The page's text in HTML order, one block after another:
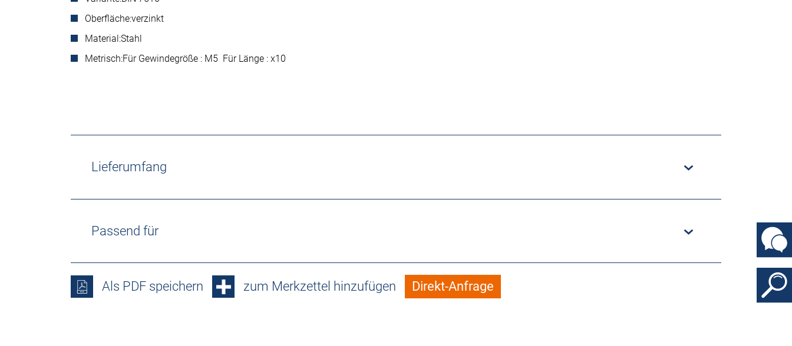
Oberfläche:verzinkt
Material:Stahl
Metrisch:Für Gewindegröße : M5 Für Länge : x10
Lieferumfang
Passend für
Als PDF speichern zum Merkzettel hinzufügen Direkt-Anfrage